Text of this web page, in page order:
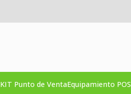
KIT Punto de VentaEquipamiento POS